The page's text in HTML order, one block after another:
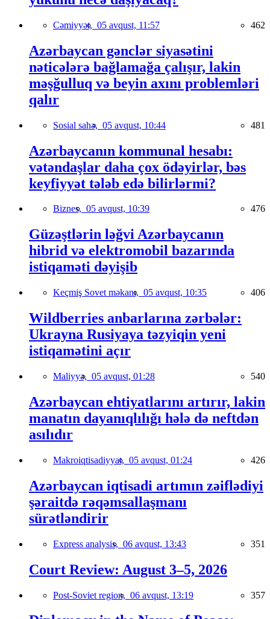
Cəmiyyət, 05 avqust, 11:57 462
Azərbaycan gənclər siyasətini
nəticələrə bağlamağa çalışır, lakin
məşğulluq və beyin axını problemləri
qalır
Sosial sahə, 05 avqust, 10:44 481
Azərbaycanın kommunal hesabı:
vətəndaşlar daha çox ödəyirlər, bəs
keyfiyyət tələb edə bilirlərmi?
Biznes, 05 avqust, 10:39 476
Güzəştlərin ləğvi Azərbaycanın
hibrid və elektromobil bazarında
istiqaməti dəyişib
Keçmiş Sovet məkanı, 05 avqust, 10:35 406
Wildberries anbarlarına zərbələr:
Ukrayna Rusiyaya təzyiqin yeni
istiqamətini açır
Maliyyə, 05 avqust, 01:28 540
Azərbaycan ehtiyatlarını artırır, lakin
manatın dayanıqlılığı hələ də neftdən
asılıdır
Makroiqtisadiyyat, 05 avqust, 01:24 426
Azərbaycan iqtisadi artımın zəiflədiyi
şəraitdə rəqəmsallaşmanı
sürətləndirir
Express analysis, 06 avqust, 13:43 351
Court Review: August 3–5, 2026
Post-Soviet region, 06 avqust, 13:19 357